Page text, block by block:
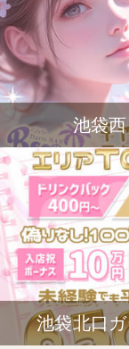
池袋
池袋北口